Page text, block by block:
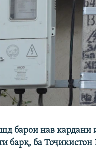
барои нав
барқ, ба